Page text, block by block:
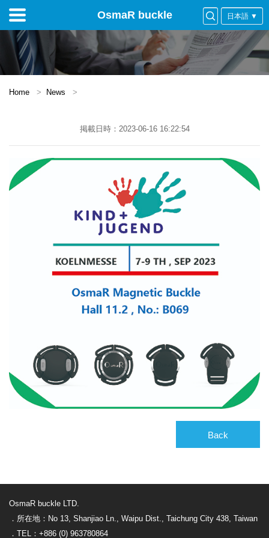
日本語 ▼
OsmaR buckle
Home News
掲載日時：2023-06-16 16:22:54
Back
OsmaR buckle LTD.
．所在地：No 13, Shanjiao Ln., Waipu Dist., Taichung City 438, Taiwan
．TEL：+886 (0) 963780864